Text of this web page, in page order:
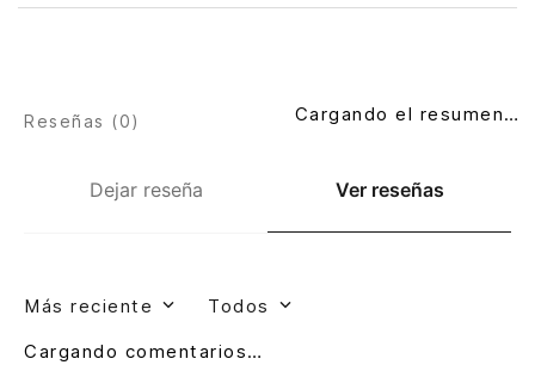
Dejar reseña Ver reseñas
Reseñas (0) Cargando el resumen…
Más reciente Todos
Cargando comentarios…